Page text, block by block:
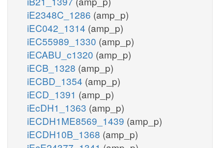
iE2348C_1286 (amp_p)
iEC042_1314 (amp_p)
iEC55989_1330 (amp_p)
iECABU_c1320 (amp_p)
iECB_1328 (amp_p)
iECBD_1354 (amp_p)
iECD_1391 (amp_p)
iEcDH1_1363 (amp_p)
iECDH1ME8569_1439 (amp_p)
iECDH10B_1368 (amp_p)